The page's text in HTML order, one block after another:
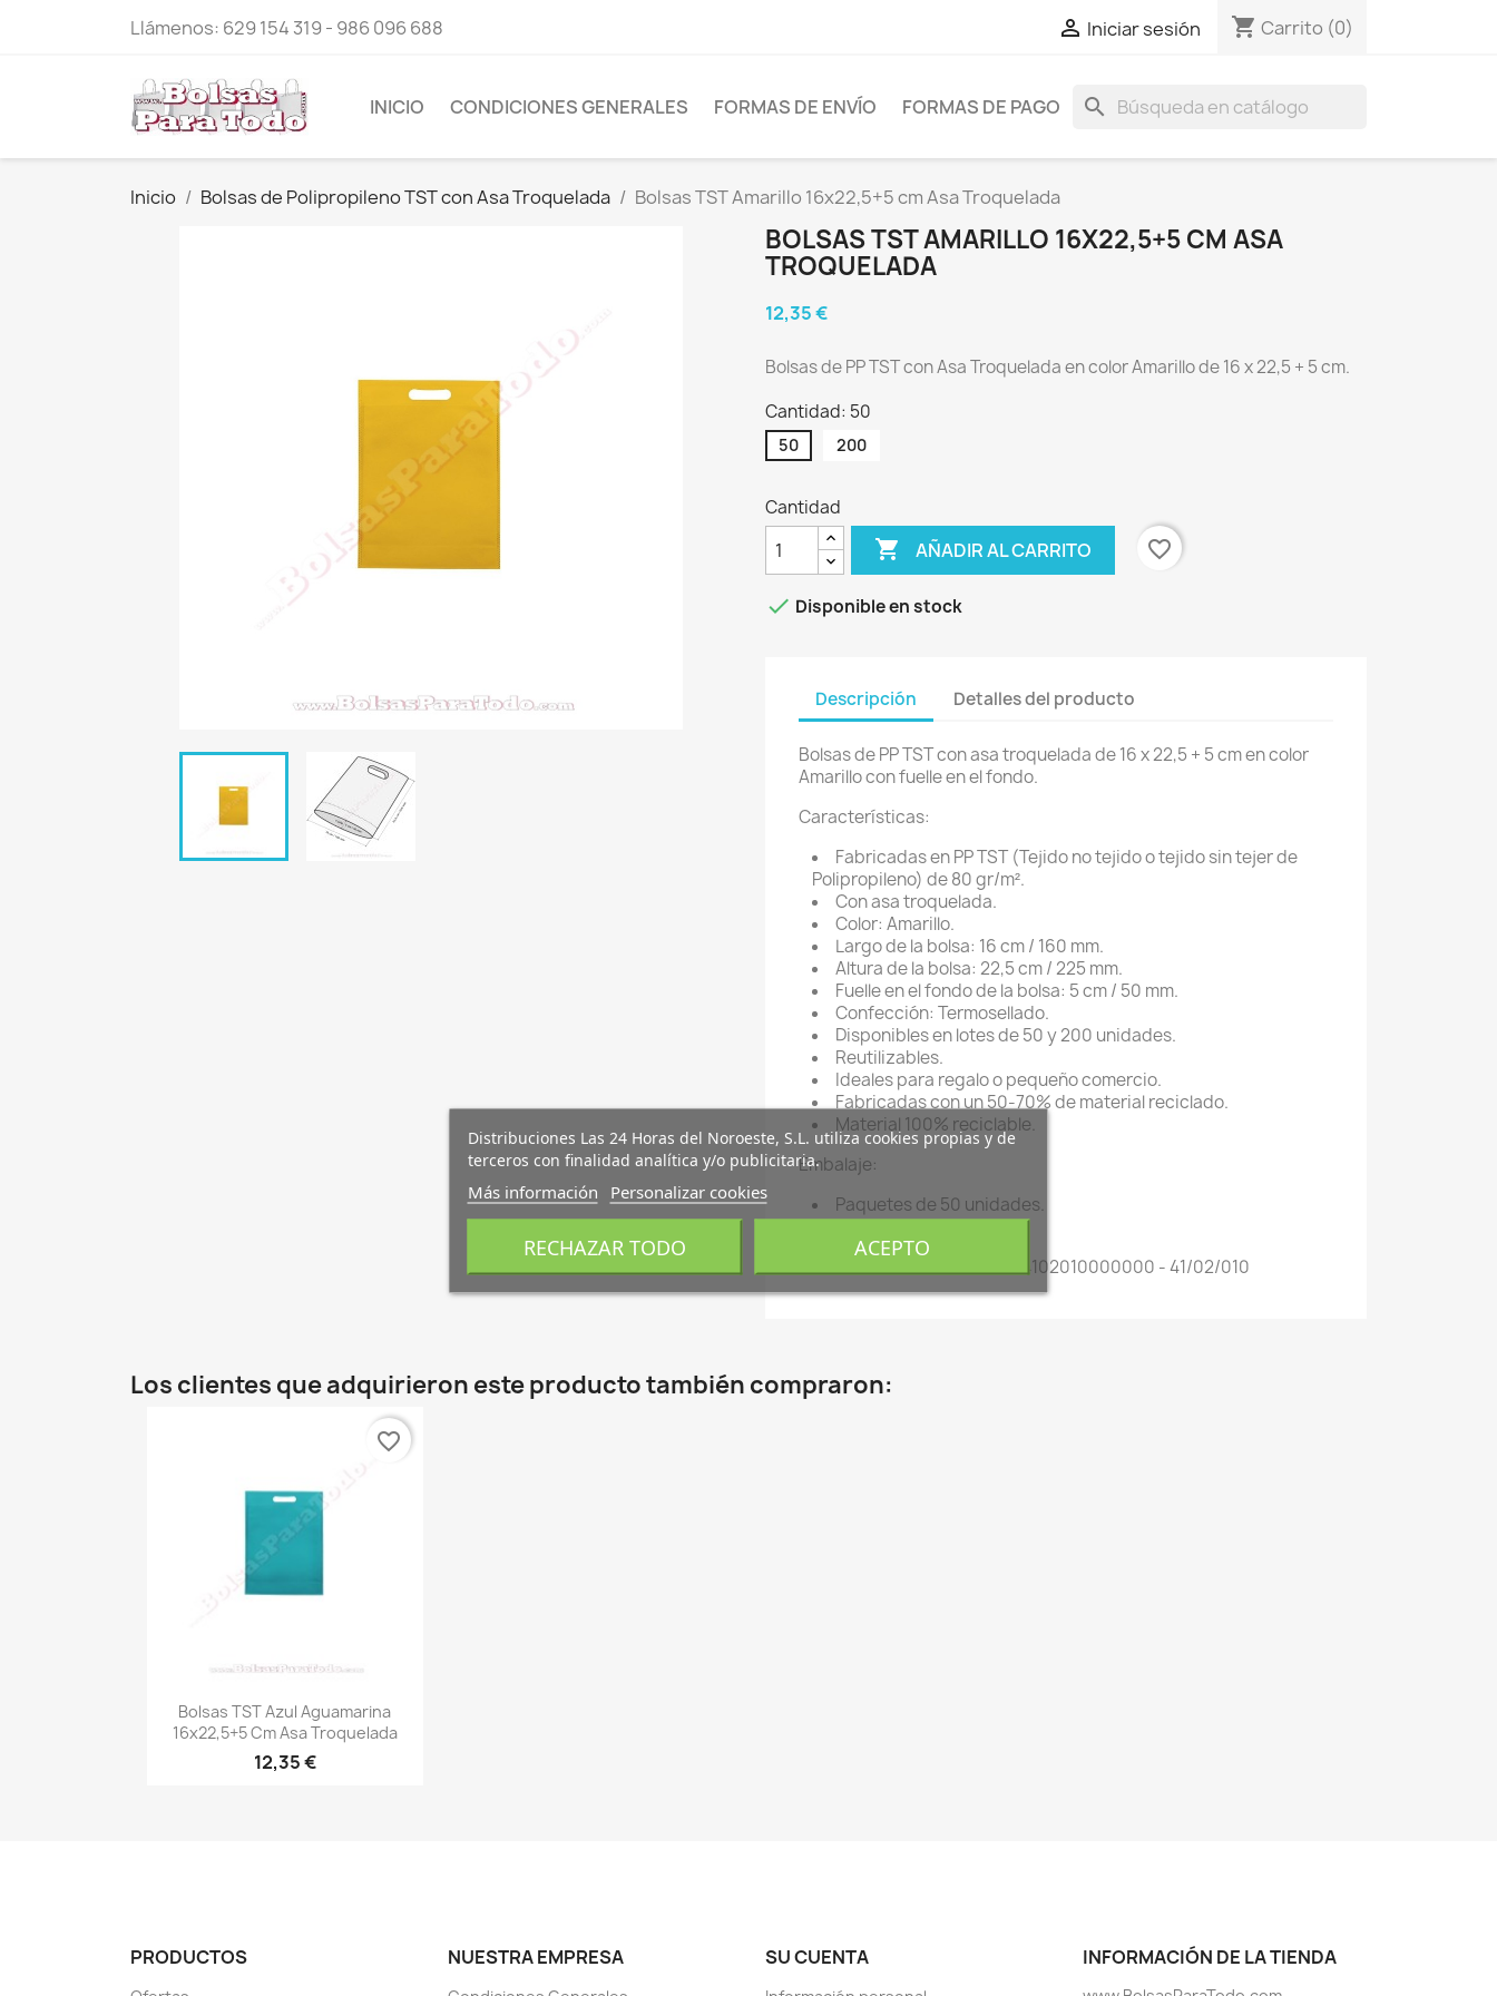
Llámenos: 629 154 319 - 986 096 688  Iniciar sesión shopping_cart Carrito (0)
INICIO CONDICIONES GENERALES FORMAS DE ENVÍO FORMAS DE PAGO search
Inicio Bolsas de Polipropileno TST con Asa Troquelada Bolsas TST Amarillo 16x22,5+5 cm Asa Troquelada
BOLSAS TST AMARILLO 16X22,5+5 CM ASA
TROQUELADA
12,35 €
Bolsas de PP TST con Asa Troquelada en color Amarillo de 16 x 22,5 + 5 cm.
Cantidad: 50
50 200
Cantidad
 AÑADIR AL CARRITO favorite_border
 Disponible en stock
Descripción Detalles del producto
Bolsas de PP TST con asa troquelada de 16 x 22,5 + 5 cm en color
Amarillo con fuelle en el fondo.
Características:
Fabricadas en PP TST (Tejido no tejido o tejido sin tejer de
Polipropileno) de 80 gr/m².
Con asa troquelada.
Color: Amarillo.
Largo de la bolsa: 16 cm / 160 mm.
Altura de la bolsa: 22,5 cm / 225 mm.
Fuelle en el fondo de la bolsa: 5 cm / 50 mm.
Confección: Termosellado.
Disponibles en lotes de 50 y 200 unidades.
Reutilizables.
Ideales para regalo o pequeño comercio.
Fabricadas con un 50-70% de material reciclado.
Material 100% reciclable.
Embalaje:
Paquetes de 50 unidades.
Referencias: B1011-00-0 - 24102010000000 - 41/02/010
Los clientes que adquirieron este producto también compraron:
Vista rápida
Bolsas TST Azul Aguamarina
16x22,5+5 Cm Asa Troquelada
12,35 €
favorite_border
PRODUCTOS NUESTRA EMPRESA SU CUENTA INFORMACIÓN DE LA TIENDA
Distribuciones Las 24 Horas del Noroeste, S.L. utiliza cookies propias y de
terceros con finalidad analítica y/o publicitaria.
Más información Personalizar cookies
RECHAZAR TODO ACEPTO